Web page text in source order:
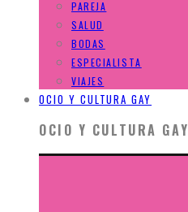
PAREJA
SALUD
BODAS
ESPECIALISTA
VIAJES
OCIO Y CULTURA GAY
OCIO Y CULTURA GAY